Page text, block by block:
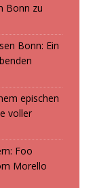
Bonn zu
Bonn: Ein
epischen
voller
Foo
Morello